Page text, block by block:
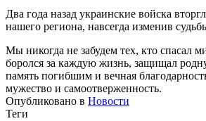
Два года назад украинские войска
нашего региона, навсегда изменив
Мы никогда не забудем тех, кто спасал
боролся за каждую жизнь, защищал
память погибшим и вечная
мужество и самоотверженность.
Опубликовано в Новости
Теги